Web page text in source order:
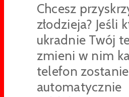
Chcesz
złodzieja? Jeśli
ukradnie Twój
zmieni w nim
telefon zostanie
automatycznie